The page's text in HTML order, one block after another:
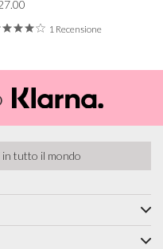
1 Recensione
tutto il mondo